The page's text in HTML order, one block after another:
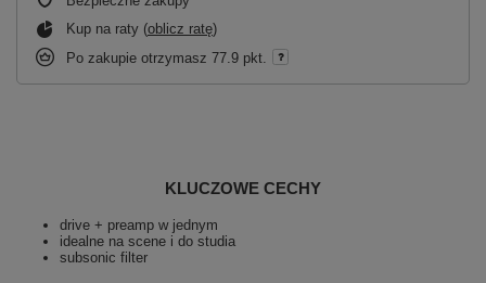
Kup na raty (oblicz ratę)
Po zakupie otrzymasz 77.9 pkt.
KLUCZOWE CECHY
drive + preamp w jednym
idealne na scene i do studia
subsonic filter